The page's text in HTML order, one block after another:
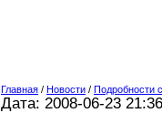
Главная / Новости / Подробности
Дата: 2008-06-23 21:36